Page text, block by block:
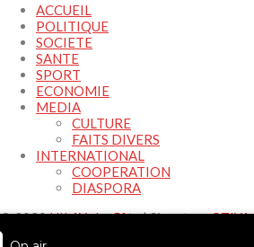
ACCUEIL
POLITIQUE
SOCIETE
SANTE
SPORT
ECONOMIE
MEDIA
CULTURE
FAITS DIVERS
INTERNATIONAL
COOPERATION
DIASPORA
© 2020HILAY -La flûte| SignatureOTIYA.